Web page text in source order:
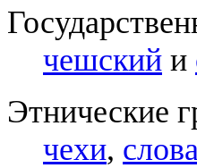
чешский и
Этнические
чехи,